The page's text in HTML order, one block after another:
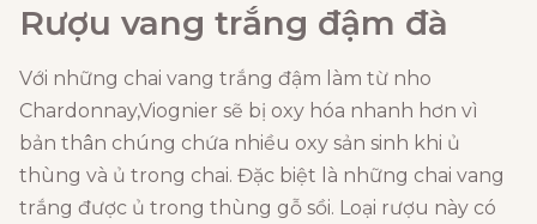
Rượu vang trắng đậm đà
Với những chai vang trắng đậm làm từ nho
Chardonnay,Viognier sẽ bị oxy hóa nhanh hơn vì
bản thân chúng chứa nhiều oxy sản sinh khi ủ
thùng và ủ trong chai. Đặc biệt là những chai vang
trắng được ủ trong thùng gỗ sồi. Loại rượu này có